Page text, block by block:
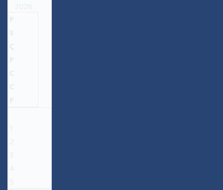
2026
P
S
Ç
P
C
C
P
1
2
3
4
5